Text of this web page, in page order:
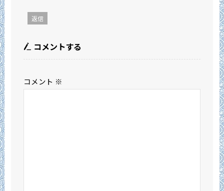
返信
コメントする
コメント ※